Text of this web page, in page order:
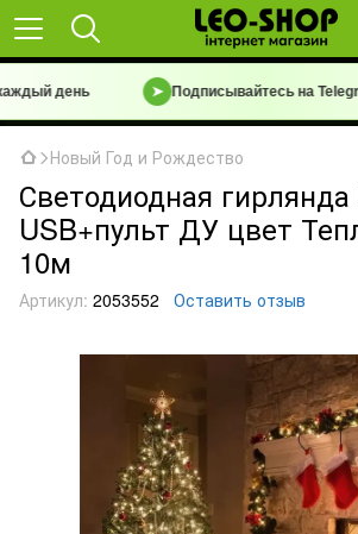
день Подписывайтесь на Telegram-
Новый Год и Рождество
Светодиодная гирлянда
USB+пульт ДУ цвет
10м
Артикул: 2053552 Оставить отзыв